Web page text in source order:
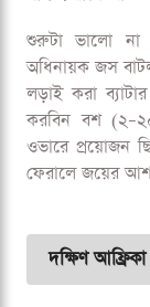
করেন ইনিংস, আর
উড ২২ রানে নেন
ডিএলএস অনুযায়ী
কিন্তু দক্ষিণ
ব্যাটাররা।
শুরুটা ভালো না
অধিনায়ক জস